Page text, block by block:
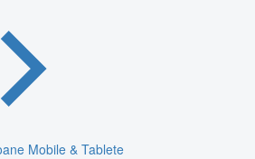
Mobile & Tablete